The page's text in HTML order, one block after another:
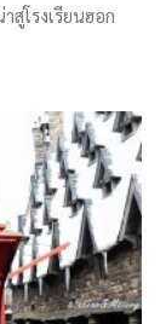
โรงเรียนฮอก